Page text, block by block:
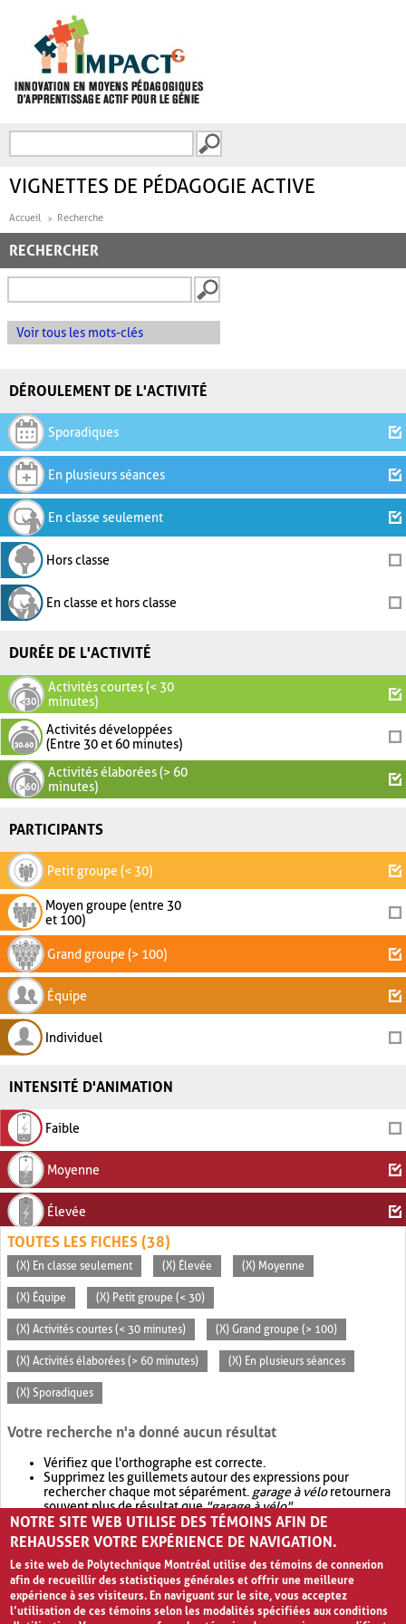
FORMULAIRE DE
VIGNETTES DE PÉDAGOGIE ACTIVE
Accueil Recherche
RECHERCHER
Voir tous les mots-clés
DÉROULEMENT DE L'ACTIVITÉ
Sporadiques
En plusieurs séances
En classe seulement
Hors classe
En classe et hors classe
DURÉE DE L'ACTIVITÉ
Activités courtes (< 30
minutes)
Activités développées
(Entre 30 et 60 minutes)
Activités élaborées (> 60
minutes)
PARTICIPANTS
Petit groupe (< 30)
Moyen groupe (entre 30
et 100)
Grand groupe (> 100)
Équipe
Individuel
INTENSITÉ D'ANIMATION
Faible
Moyenne
Élevée
TOUTES LES FICHES (38)
(X) En classe seulement (X) Élevée (X) Moyenne
(X) Équipe (X) Petit groupe (< 30)
(X) Activités courtes (< 30 minutes) (X) Grand groupe (> 100)
(X) Activités élaborées (> 60 minutes) (X) En plusieurs séances
(X) Sporadiques
Votre recherche n'a donné aucun résultat
Vérifiez que l'orthographe est correcte.
Supprimez les guillemets autour des expressions pour
rechercher chaque mot séparément. garage à véloretournera
souvent plus de résultat que"garage à vélo".
Envisagez d'élargir votre recherche avec OR.garage OR vélo
retournera souvent plus de résultat quegarage à vélo
NOTRE SITE WEB UTILISE DES TÉMOINS AFIN DE
REHAUSSER VOTRE EXPÉRIENCE DE NAVIGATION.
Le site web de Polytechnique Montréal utilise des témoins de connexion
afin de recueillir des statistiques générales et offrir une meilleure
expérience à ses visiteurs. En naviguant sur le site, vous acceptez
l’utilisation de ces témoins selon les modalités spécifiées aux conditions